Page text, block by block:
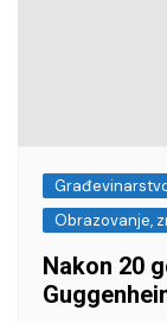
Obrazovanje,
Nakon 20